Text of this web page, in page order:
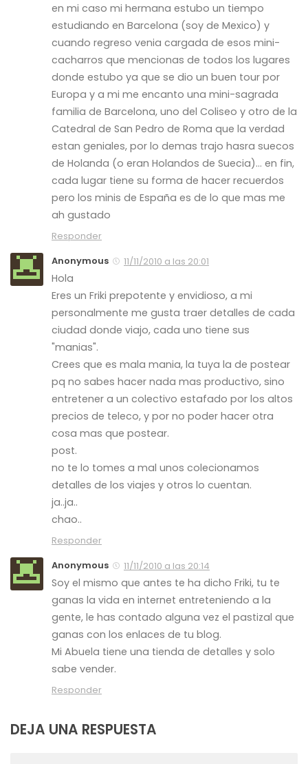
en mi caso mi hermana estubo un tiempo
estudiando en Barcelona (soy de Mexico) y
cuando regreso venia cargada de esos mini-
cacharros que mencionas de todos los lugares
donde estubo ya que se dio un buen tour por
Europa y a mi me encanto una mini-sagrada
familia de Barcelona, uno del Coliseo y otro de la
Catedral de San Pedro de Roma que la verdad
estan geniales, por lo demas trajo hasra suecos
de Holanda (o eran Holandos de Suecia)… en fin,
cada lugar tiene su forma de hacer recuerdos
pero los minis de España es de lo que mas me
ah gustado
Responder
Anonymous
11/11/2010 a las 20:01
Hola
Eres un Friki prepotente y envidioso, a mi
personalmente me gusta traer detalles de cada
ciudad donde viajo, cada uno tiene sus
"manias".
Crees que es mala mania, la tuya la de postear
pq no sabes hacer nada mas productivo, sino
entretener a un colectivo estafado por los altos
precios de teleco, y por no poder hacer otra
cosa mas que postear.
post.
no te lo tomes a mal unos colecionamos
detalles de los viajes y otros lo cuentan.
ja..ja..
chao..
Responder
Anonymous
11/11/2010 a las 20:14
Soy el mismo que antes te ha dicho Friki, tu te
ganas la vida en internet entreteniendo a la
gente, le has contado alguna vez el pastizal que
ganas con los enlaces de tu blog.
Mi Abuela tiene una tienda de detalles y solo
sabe vender.
Responder
DEJA UNA RESPUESTA